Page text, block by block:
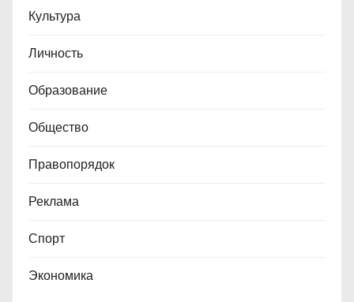
Культура
Личность
Образование
Общество
Правопорядок
Реклама
Спорт
Экономика